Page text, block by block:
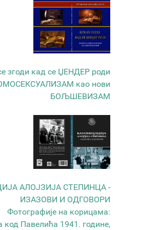
згоди кад се ЏЕНДЕР роди
као нови
БОЉШЕВИЗАМ
АЛОЈЗИЈА СТЕПИНЦА -
ИЗАЗОВИ И ОДГОВОРИ
Фотографије на корицама:
код Павелића 1941. године,